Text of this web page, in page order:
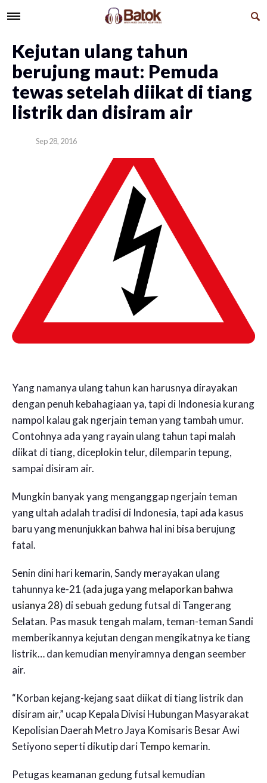
Kejutan ulang tahun
berujung maut: Pemuda
tewas setelah diikat di tiang
listrik dan disiram air
Sep 28, 2016
Yang namanya ulang tahun kan harusnya dirayakan
dengan penuh kebahagiaan ya, tapi di Indonesia kurang
nampol kalau gak ngerjain teman yang tambah umur.
Contohnya ada yang rayain ulang tahun tapi malah
diikat di tiang, diceplokin telur, dilemparin tepung,
sampai disiram air.
Mungkin banyak yang menganggap ngerjain teman
yang ultah adalah tradisi di Indonesia, tapi ada kasus
baru yang menunjukkan bahwa hal ini bisa berujung
fatal.
Senin dini hari kemarin, Sandy merayakan ulang
tahunnya ke-21 (ada juga yang melaporkan bahwa
usianya 28) di sebuah gedung futsal di Tangerang
Selatan. Pas masuk tengah malam, teman-teman Sandi
memberikannya kejutan dengan mengikatnya ke tiang
listrik… dan kemudian menyiramnya dengan seember
air.
“Korban kejang-kejang saat diikat di tiang listrik dan
disiram air,” ucap Kepala Divisi Hubungan Masyarakat
Kepolisian Daerah Metro Jaya Komisaris Besar Awi
Setiyono seperti dikutip dariTempo kemarin.
Petugas keamanan gedung futsal kemudian